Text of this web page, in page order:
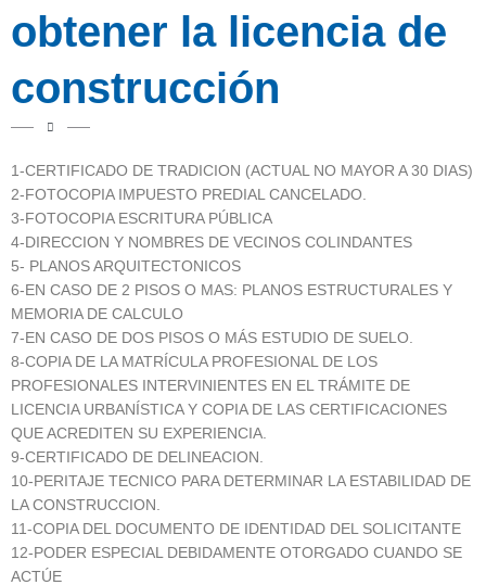
obtener la licencia de
construcción
1-CERTIFICADO DE TRADICION (ACTUAL NO MAYOR A 30 DIAS)
2-FOTOCOPIA IMPUESTO PREDIAL CANCELADO.
3-FOTOCOPIA ESCRITURA PÚBLICA
4-DIRECCION Y NOMBRES DE VECINOS COLINDANTES
5- PLANOS ARQUITECTONICOS
6-EN CASO DE 2 PISOS O MAS: PLANOS ESTRUCTURALES Y
MEMORIA DE CALCULO
7-EN CASO DE DOS PISOS O MÁS ESTUDIO DE SUELO.
8-COPIA DE LA MATRÍCULA PROFESIONAL DE LOS
PROFESIONALES INTERVINIENTES EN EL TRÁMITE DE
LICENCIA URBANÍSTICA Y COPIA DE LAS CERTIFICACIONES
QUE ACREDITEN SU EXPERIENCIA.
9-CERTIFICADO DE DELINEACION.
10-PERITAJE TECNICO PARA DETERMINAR LA ESTABILIDAD DE
LA CONSTRUCCION.
11-COPIA DEL DOCUMENTO DE IDENTIDAD DEL SOLICITANTE
12-PODER ESPECIAL DEBIDAMENTE OTORGADO CUANDO SE
ACTÚE